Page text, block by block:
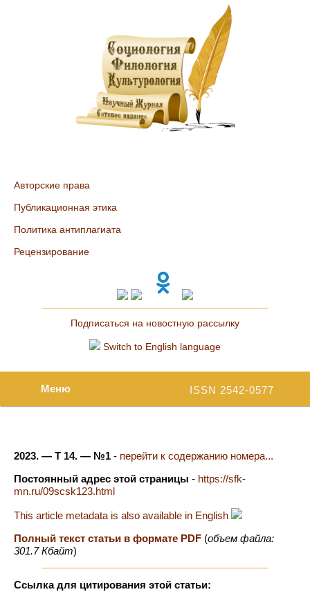
Авторские права
Публикационная этика
Политика антиплагиата
Рецензирование
Подписаться на новостную рассылку
Switch to English language
ISSN 2542-0577
Меню
2023. — Т 14. — №1 - перейти к содержанию номера...
Постоянный адрес этой страницы - https://sfk-
mn.ru/09scsk123.html
This article metadata is also available in English
Полный текст статьи в формате PDF (объем файла:
301.7 Кбайт)
Ссылка для цитирования этой статьи: